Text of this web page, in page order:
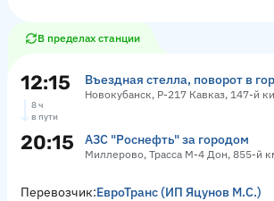
В пределах станции
12:15 Въездная стелла, поворот в
Новокубанск, Р-217 Кавказ, 147-й
8 ч
в пути
20:15 АЗС "Роснефть" за городом
Миллерово, Трасса М-4 Дон, 855-й
Перевозчик:ЕвроТранс (ИП Яцунов М.С.)